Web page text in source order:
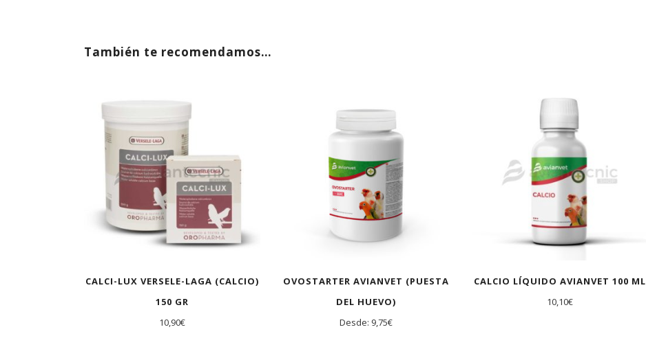
También te recomendamos…
CALCI-LUX VERSELE-LAGA (CALCIO)
150 GR
10,90€
OVOSTARTER AVIANVET (PUESTA
DEL HUEVO)
Desde: 9,75€
CALCIO LÍQUIDO AVIANVET 100 ML
10,10€